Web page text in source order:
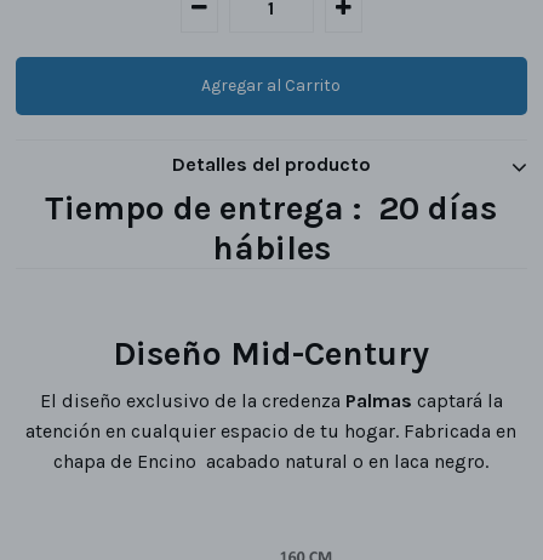
Detalles del producto
Tiempo de entrega : 20 días
hábiles
Diseño Mid-Century
El diseño exclusivo de la credenza Palmas captará la
atención en cualquier espacio de tu hogar. Fabricada en
chapa de Encino acabado natural o en laca negro.